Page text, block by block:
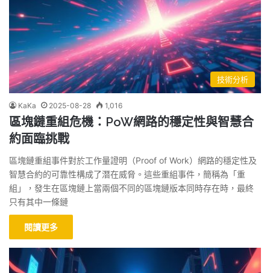
技術分析
KaKa 2025-08-28 1,016
區塊鏈重組危機：PoW網路的穩定性與智慧合
約面臨挑戰
區塊鏈重組事件對於工作量證明（Proof of Work）網路的穩定性及
智慧合約的可靠性構成了潛在威脅。這些重組事件，簡稱為「重
組」，發生在區塊鏈上當兩個不同的區塊鏈版本同時存在時，最終
只有其中一條鏈
閱讀更多